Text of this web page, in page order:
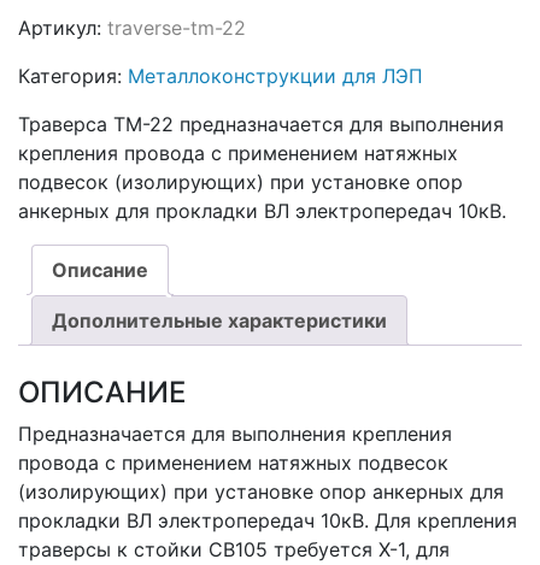
Артикул: traverse-tm-22
Категория: Металлоконструкции для ЛЭП
Траверса ТМ-22 предназначается для выполнения
крепления провода с применением натяжных
подвесок (изолирующих) при установке опор
анкерных для прокладки ВЛ электропередач 10кВ.
Описание
Дополнительные характеристики
ОПИСАНИЕ
Предназначается для выполнения крепления
провода с применением натяжных подвесок
(изолирующих) при установке опор анкерных для
прокладки ВЛ электропередач 10кВ. Для крепления
траверсы к стойки СВ105 требуется Х-1, для